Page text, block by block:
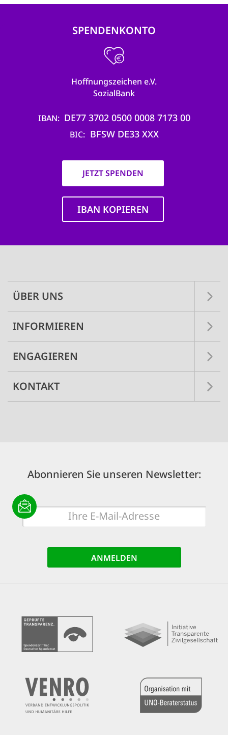
SPENDENKONTO
Hoffnungszeichen e.V.
SozialBank
IBAN DE77 3702 0500 0008 7173 00
BIC BFSW DE33 XXX
JETZT SPENDEN
IBAN KOPIEREN
ÜBER UNS
INFORMIEREN
ENGAGIEREN
KONTAKT
Abonnieren Sie unseren Newsletter:
E-
Mail